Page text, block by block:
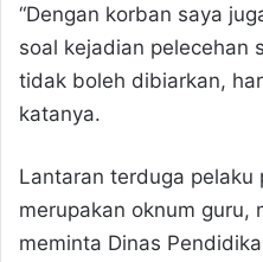
“Dengan korban saya
soal kejadian pelecehan
tidak boleh dibiarkan,
katanya.
Lantaran terduga pelaku
merupakan oknum guru,
meminta Dinas